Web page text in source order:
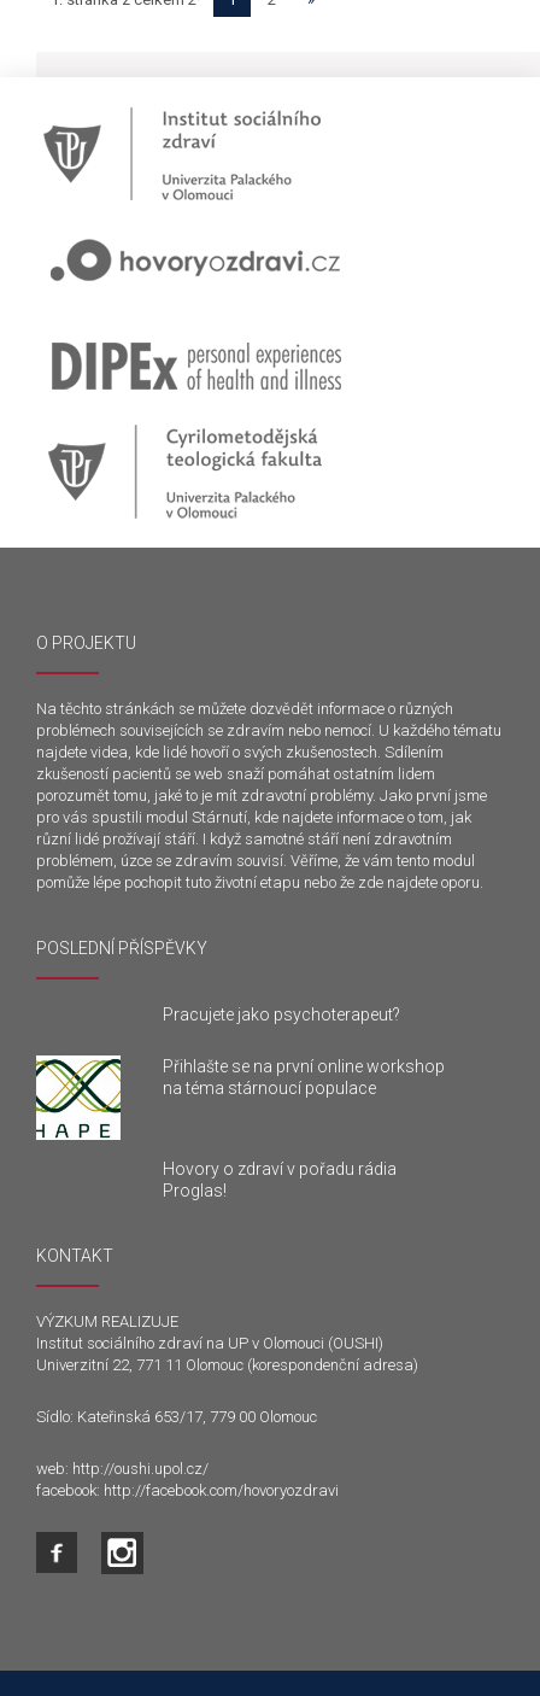
Novinky
Přihlašte se na první online workshop na téma stárnoucí
Zkušenosti rodičů dětí s epilepsií
Začínáme nové téma! Sluchová vada u dětí
O PROJEKTU
Na těchto stránkách se můžete dozvědět informace o různých
problémech souvisejících se zdravím nebo nemocí. U každého tématu
najdete videa, kde lidé hovoří o svých zkušenostech. Sdílením
zkušeností pacientů se web snaží pomáhat ostatním lidem
porozumět tomu, jaké to je mít zdravotní problémy. Jako první jsme
pro vás spustili modul Stárnutí, kde najdete informace o tom, jak
různí lidé prožívají stáří. I když samotné stáří není zdravotním
problémem, úzce se zdravím souvisí. Věříme, že vám tento modul
pomůže lépe pochopit tuto životní etapu nebo že zde najdete oporu.
POSLEDNÍ PŘÍSPĚVKY
Pracujete jako psychoterapeut?
Přihlašte se na první online workshop
na téma stárnoucí populace
Hovory o zdraví v pořadu rádia
Proglas!
KONTAKT
VÝZKUM REALIZUJE
Institut sociálního zdraví na UP v Olomouci (OUSHI)
Univerzitní 22, 771 11 Olomouc (korespondenční adresa)
Sídlo: Kateřinská 653/17, 779 00 Olomouc
web: http://oushi.upol.cz/
facebook: http://facebook.com/hovoryozdravi